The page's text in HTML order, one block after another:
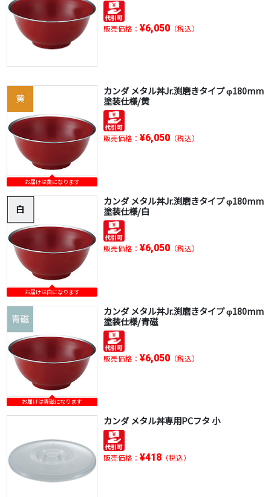
販売価格： ¥6,050（税込）
お届けは黄になります
カンダ メタル丼Jr.渕磨きタイプ φ180mm
塗装仕様/黄
販売価格： ¥6,050（税込）
お届けは白になります
カンダ メタル丼Jr.渕磨きタイプ φ180mm
塗装仕様/白
販売価格： ¥6,050（税込）
お届けは青磁になります
カンダ メタル丼Jr.渕磨きタイプ φ180mm
塗装仕様/青磁
販売価格： ¥6,050（税込）
カンダ メタル丼専用PCフタ 小
販売価格： ¥418（税込）